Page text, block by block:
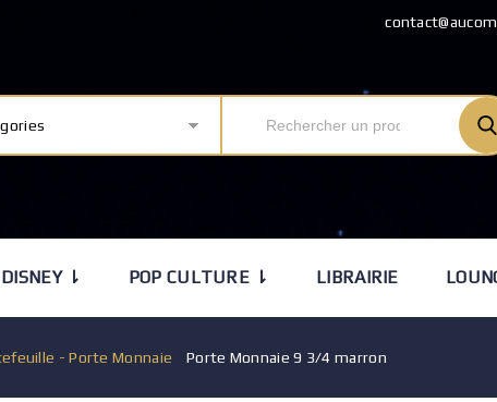
DISNEY ⇂ POP CULTURE ⇂ LIBRAIRIE
- Porte Monnaie /Porte Monnaie 9 3/4 marron